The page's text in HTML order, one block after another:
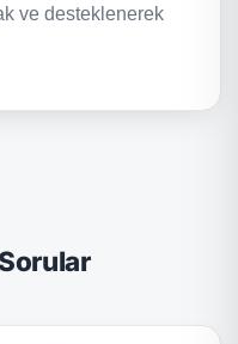
ve desteklenerek